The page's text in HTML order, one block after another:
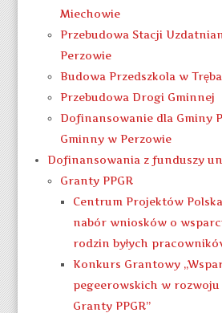
Miechowie
Przebudowa Stacji
Perzowie
Budowa Przedszkola w
Przebudowa Drogi Gminnej
Dofinansowanie dla Gminy
Gminny w Perzowie
Dofinansowania z funduszy
Granty PPGR
Centrum Projektów Polska
nabór wniosków o
rodzin byłych
Konkurs Grantowy
pegeerowskich w
Granty PPGR”